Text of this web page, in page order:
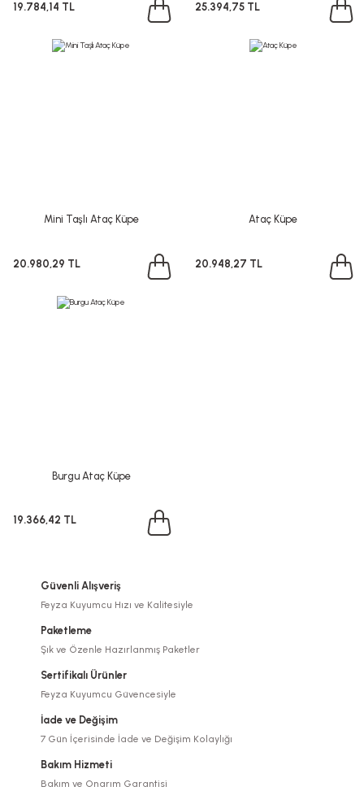
19.784,14 TL 25.394,75 TL
Mini Taşlı Ataç Küpe
20.980,29 TL
Ataç Küpe
20.948,27 TL
Burgu Ataç Küpe
19.366,42 TL
Güvenli Alışveriş
Feyza Kuyumcu Hızı ve Kalitesiyle
Paketleme
Şık ve Özenle Hazırlanmış Paketler
Sertifikalı Ürünler
Feyza Kuyumcu Güvencesiyle
İade ve Değişim
7 Gün İçerisinde İade ve Değişim Kolaylığı
Bakım Hizmeti
Bakım ve Onarım Garantisi